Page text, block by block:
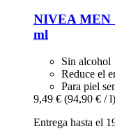
NIVEA MEN
ml
Sin alcohol
Reduce el
Para piel
9,49 € (94,90 € / l)
Entrega hasta el